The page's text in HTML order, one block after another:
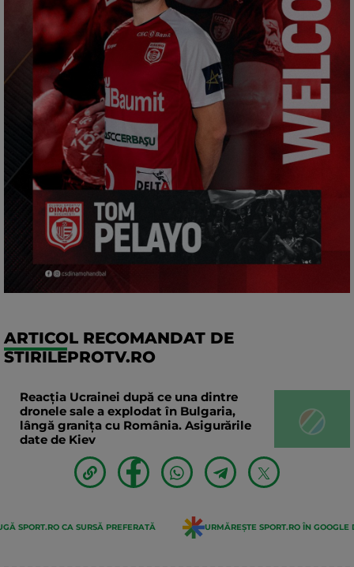
ARTICOL RECOMANDAT DE
STIRILEPROTV.RO
Reacția Ucrainei după ce una dintre
dronele sale a explodat în Bulgaria,
lângă granița cu România. Asigurările
date de Kiev
SPORT.RO CA SURSĂ PREFERATĂ URMĂREȘTE SPORT.RO ÎN GOOGLE